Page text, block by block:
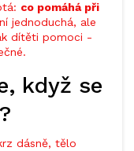
co pomáhá při
jednoduchá, ale
dítěti pomoci -
když se
dásně, tělo